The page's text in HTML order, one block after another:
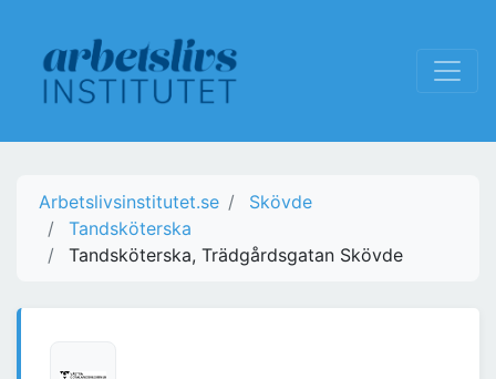
Arbetslivsinstitutet.se
Skövde
Tandsköterska
Tandsköterska, Trädgårdsgatan Skövde